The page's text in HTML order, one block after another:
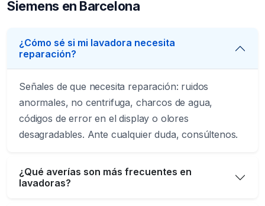
Siemens en Barcelona
¿Cómo sé si mi lavadora necesita
reparación?
Señales de que necesita reparación: ruidos
anormales, no centrifuga, charcos de agua,
códigos de error en el display o olores
desagradables. Ante cualquier duda, consúltenos.
¿Qué averías son más frecuentes en
lavadoras?